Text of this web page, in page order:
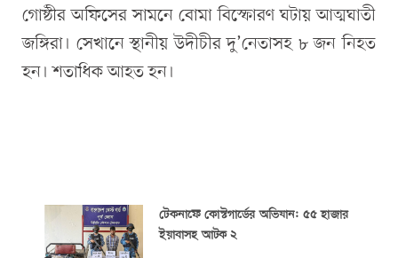
গোষ্ঠীর অফিসের সামনে বোমা বিস্ফোরণ ঘটায় আত্মঘাতী
জঙ্গিরা। সেখানে স্থানীয় উদীচীর দু’নেতাসহ ৮ জন নিহত
হন। শতাধিক আহত হন।
টেকনাফে কোস্টগার্ডের অভিযান: ৫৫ হাজার
ইয়াবাসহ আটক ২